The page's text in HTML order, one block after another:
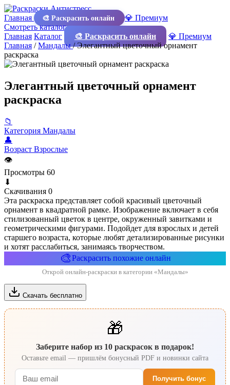
Главная 🎨 Раскрасить онлайн
💎 Премиум
Смотреть каталог
Главная Каталог 🎨 Раскрасить онлайн
💎 Премиум
Главная /Мандалы/Элегантный цветочный орнамент
раскраска
Элегантный цветочный орнамент
раскраска
📁
Категория Мандалы
👤
Возраст Взрослые
👁
Просмотры 60
⬇
Скачивания 0
Эта раскраска представляет собой красивый цветочный
орнамент в квадратной рамке. Изображение включает в себя
стилизованный цветок в центре, окруженный завитками и
геометрическими фигурами. Подойдет для взрослых и детей
старшего возраста, которые любят детализированные рисунки
и хотят расслабиться, занимаясь творчеством.
🎨Раскрасить похожие онлайн
Открой онлайн-раскраски в категории «Мандалы»
Скачать бесплатно
🎁
Заберите набор из 10 раскрасок в подарок!
Оставьте email — пришлём бонусный PDF и новинки сайта
Получить бонус